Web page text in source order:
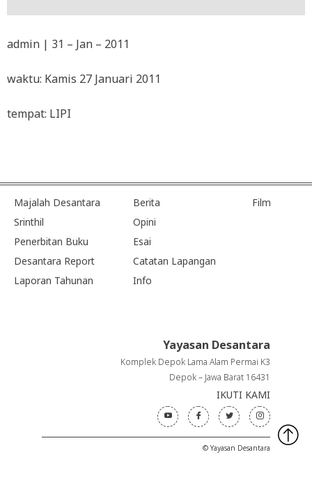
admin | 31 – Jan – 2011
waktu: Kamis 27 Januari 2011
tempat: LIPI
Majalah Desantara
Srinthil
Penerbitan Buku
Desantara Report
Laporan Tahunan
Berita
Opini
Esai
Catatan Lapangan
Info
Film
Yayasan Desantara
Komplek Depok Lama Alam Permai K3
Depok – Jawa Barat 16431
IKUTI KAMI
© Yayasan Desantara